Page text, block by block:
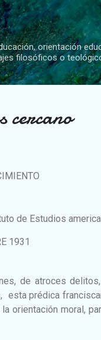
Ir al contenido
orientación
filosóficos o
cercano
de Estudios
1931
de atroces
esta prédica
orientación moral,